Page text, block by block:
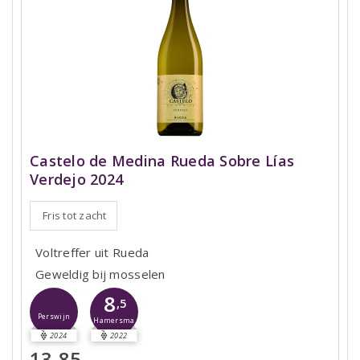
Castelo de Medina Rueda Sobre Lías
Verdejo 2024
Fris tot zacht
Voltreffer uit Rueda
Geweldig bij mosselen
Perswijn
2024
8,5
Hamersma
2022